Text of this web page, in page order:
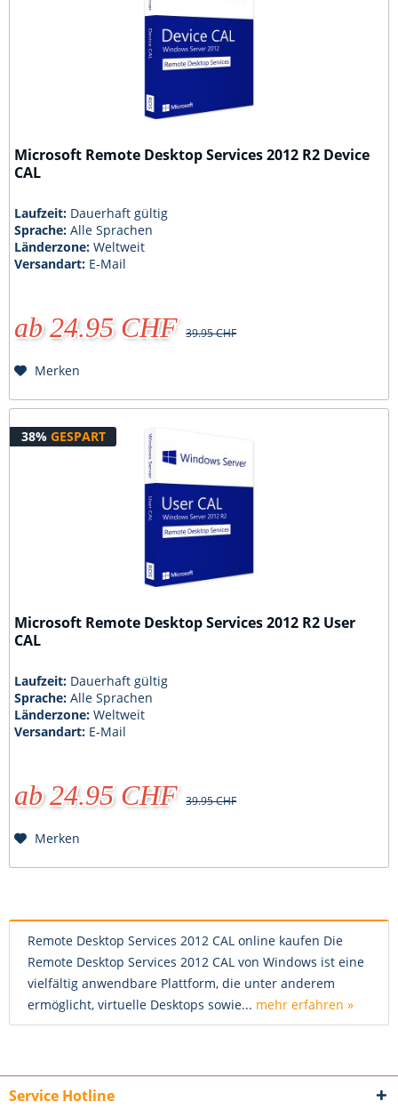
Microsoft Remote Desktop Services 2012 R2 Device
CAL
Laufzeit: Dauerhaft gültig
Sprache:Alle Sprachen
Länderzone:Weltweit
Versandart: E-Mail
ab 24.95 CHF 39.95 CHF
Merken
38% GESPART
Microsoft Remote Desktop Services 2012 R2 User
CAL
Laufzeit: Dauerhaft gültig
Sprache:Alle Sprachen
Länderzone:Weltweit
Versandart: E-Mail
ab 24.95 CHF 39.95 CHF
Merken
Remote Desktop Services 2012 CAL online kaufen Die
Remote Desktop Services 2012 CAL von Windows ist eine
vielfältig anwendbare Plattform, die unter anderem
ermöglicht, virtuelle Desktops sowie... mehr erfahren »
Service Hotline